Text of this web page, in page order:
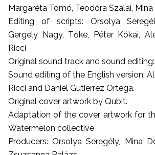
Margaréta Tomó, Teodóra Szalai, Mina
Editing of scripts: Orsolya
Gergely Nagy, Tőke, Péter Kókai,
Ricci
Original sound track and sound editing:
Sound editing of the English version:
Ricci and Daniel Gutierrez Ortega.
Original cover artwork by Qubit.
Adaptation of the cover artwork for
Watermelon collective
Producers: Orsolya Seregély, Mina